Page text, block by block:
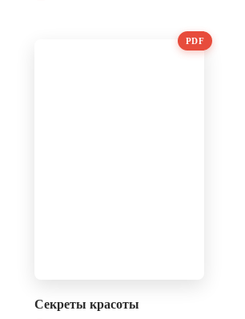
PDF
Секреты красоты